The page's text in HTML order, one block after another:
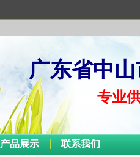
广东省中
专业
产品展示 联系我们